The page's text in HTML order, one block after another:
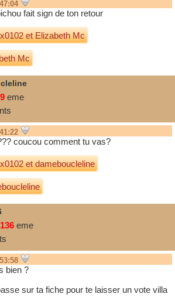
fait sign de ton retour
etElizabeth Mc
Mc
9 eme
coucou comment tu vas?
etdameboucleline
136 eme
bien ?
sur ta fiche pour te laisser un vote villa